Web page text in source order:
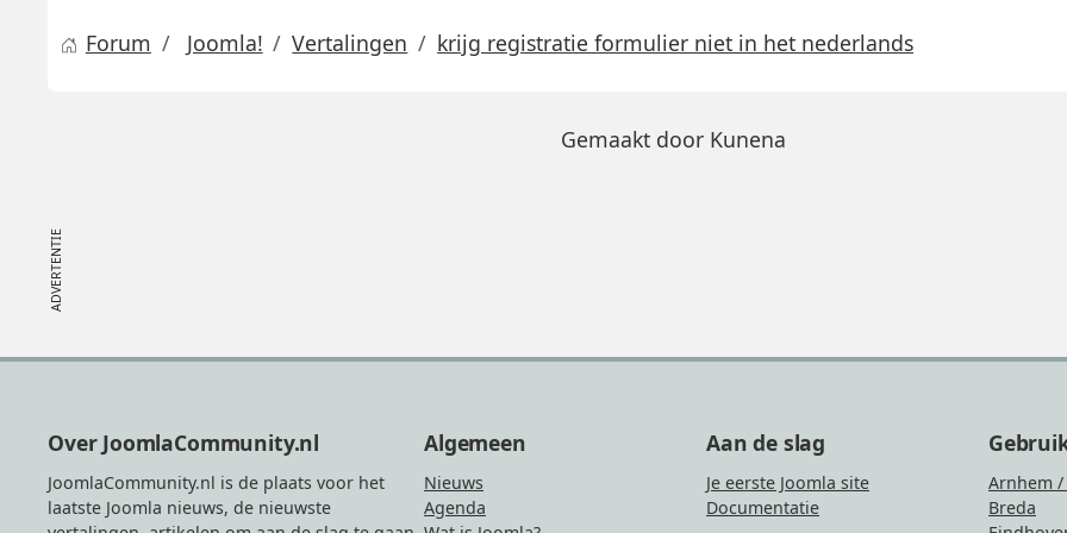
Forum Joomla! Vertalingen krijg registratie formulier niet in het nederlands
Gemaakt door Kunena
Over JoomlaCommunity.nl
JoomlaCommunity.nl is de plaats voor het
laatste Joomla nieuws, de nieuwste
Algemeen
Nieuws
Agenda
Aan de slag
Je eerste Joomla site
Documentatie
Arnhem
Breda